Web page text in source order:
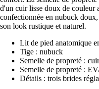
d'un cuir lisse doux de couleur
confectionnée en nubuck
son look rustique et naturel.
Lit de pied anatomique
Tige : nubuck
Semelle de propreté :
Semelle de propreté :
Détails : trois brides